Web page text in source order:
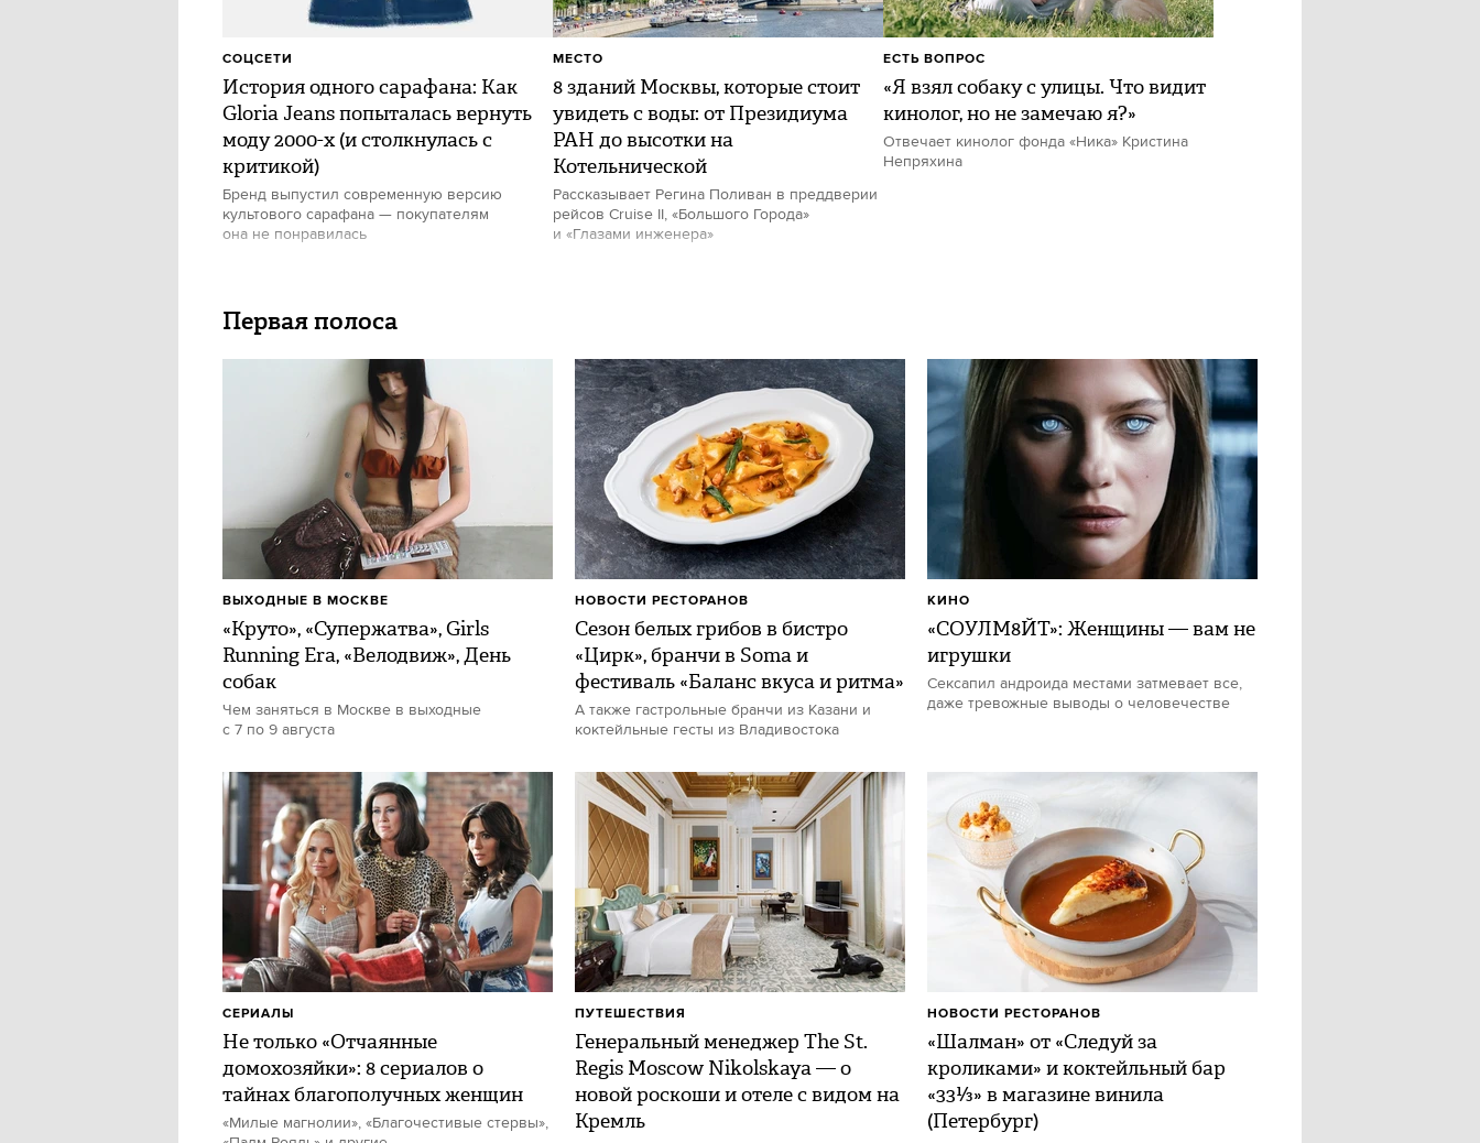
История одного сарафана: Как
Gloria Jeans попыталась вернуть
моду 2000-х (и столкнулась с
критикой)
Бренд выпустил современную версию
культового сарафана — покупателям
она не понравилась
СОЦСЕТИ
8 зданий Москвы, которые стоит
увидеть с воды: от Президиума
РАН до высотки на
Котельнической
Рассказывает Регина Поливан в преддверии
рейсов Cruise II, «Большого Города»
и «Глазами инженера»
МЕСТО
«Я взял собаку с улицы. Что видит
кинолог, но не замечаю я?»
Отвечает кинолог фонда «Ника» Кристина
Непряхина
ЕСТЬ ВОПРОС
Первая полоса
«Круто», «Супержатва», Girls
Running Era, «Велодвиж», День
собак
Чем заняться в Москве в выходные
с 7 по 9 августа
ВЫХОДНЫЕ В МОСКВЕ
Сезон белых грибов в бистро
«Цирк», бранчи в Soma и
фестиваль «Баланс вкуса и ритма»
А также гастрольные бранчи из Казани и
коктейльные гесты из Владивостока
НОВОСТИ РЕСТОРАНОВ
«СОУЛМ8ЙТ»: Женщины — вам не
игрушки
Сексапил андроида местами затмевает все,
даже тревожные выводы о человечестве
КИНО
Не только «Отчаянные
домохозяйки»: 8 сериалов о
тайнах благополучных женщин
«Милые магнолии», «Благочестивые стервы»,
СЕРИАЛЫ
Генеральный менеджер The St.
Regis Moscow Nikolskaya — о
новой роскоши и отеле с видом на
Кремль
ПУТЕШЕСТВИЯ
«Шалман» от «Следуй за
кроликами» и коктейльный бар
«33⅓» в магазине винила
(Петербург)
НОВОСТИ РЕСТОРАНОВ